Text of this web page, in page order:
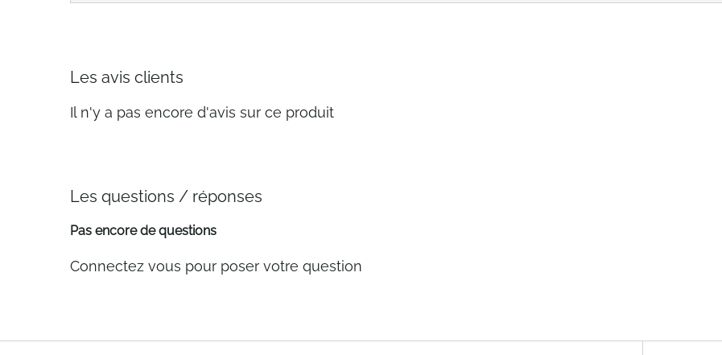
Les avis clients
Il n'y a pas encore d'avis sur ce produit
Les questions / réponses
Pas encore de questions
Connectez vous pour poser votre question